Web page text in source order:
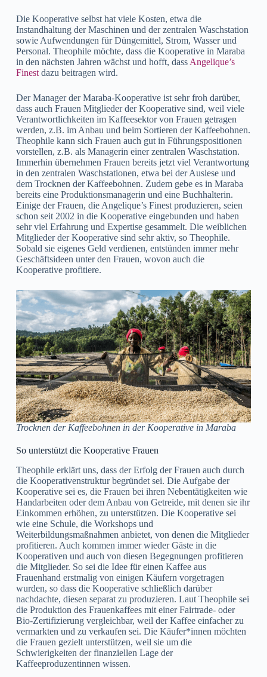
Die Kooperative selbst hat viele Kosten, etwa die
Instandhaltung der Maschinen und der zentralen Waschstation
sowie Aufwendungen für Düngemittel, Strom, Wasser und
Personal. Theophile möchte, dass die Kooperative in Maraba
in den nächsten Jahren wächst und hofft, dass Angelique’s
Finestdazu beitragen wird.
Der Manager der Maraba-Kooperative ist sehr froh darüber,
dass auch Frauen Mitglieder der Kooperative sind, weil viele
Verantwortlichkeiten im Kaffeesektor von Frauen getragen
werden, z.B. im Anbau und beim Sortieren der Kaffeebohnen.
Theophile kann sich Frauen auch gut in Führungspositionen
vorstellen, z.B. als Managerin einer zentralen Waschstation.
Immerhin übernehmen Frauen bereits jetzt viel Verantwortung
in den zentralen Waschstationen, etwa bei der Auslese und
dem Trocknen der Kaffeebohnen. Zudem gebe es in Maraba
bereits eine Produktionsmanagerin und eine Buchhalterin.
Einige der Frauen, die Angelique’s Finest produzieren, seien
schon seit 2002 in die Kooperative eingebunden und haben
sehr viel Erfahrung und Expertise gesammelt. Die weiblichen
Mitglieder der Kooperative sind sehr aktiv, so Theophile.
Sobald sie eigenes Geld verdienen, entstünden immer mehr
Geschäftsideen unter den Frauen, wovon auch die
Kooperative profitiere.
Trocknen der Kaffeebohnen in der Kooperative in Maraba
So unterstützt die Kooperative Frauen
Theophile erklärt uns, dass der Erfolg der Frauen auch durch
die Kooperativenstruktur begründet sei. Die Aufgabe der
Kooperative sei es, die Frauen bei ihren Nebentätigkeiten wie
Handarbeiten oder dem Anbau von Getreide, mit denen sie ihr
Einkommen erhöhen, zu unterstützen. Die Kooperative sei
wie eine Schule, die Workshops und
Weiterbildungsmaßnahmen anbietet, von denen die Mitglieder
profitieren. Auch kommen immer wieder Gäste in die
Kooperativen und auch von diesen Begegnungen profitieren
die Mitglieder. So sei die Idee für einen Kaffee aus
Frauenhand erstmalig von einigen Käufern vorgetragen
wurden, so dass die Kooperative schließlich darüber
nachdachte, diesen separat zu produzieren. Laut Theophile sei
die Produktion des Frauenkaffees mit einer Fairtrade- oder
Bio-Zertifizierung vergleichbar, weil der Kaffee einfacher zu
vermarkten und zu verkaufen sei. Die Käufer*innen möchten
die Frauen gezielt unterstützen, weil sie um die
Schwierigkeiten der finanziellen Lage der
Kaffeeproduzentinnen wissen.